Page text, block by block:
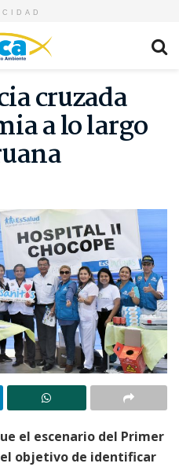
cruzada
a lo largo
el escenario del Primer
el objetivo de identificar